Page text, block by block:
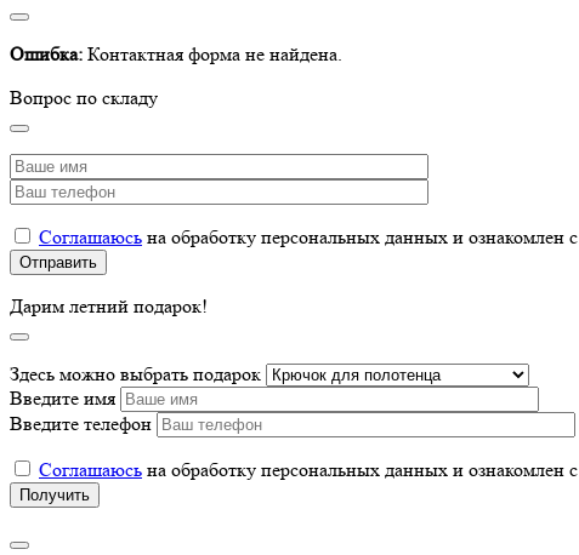
Ошибка: Контактная форма не найдена.
Вопрос по складу
Соглашаюсь на обработку персональных данных и ознакомлен с
Дарим летний подарок!
Здесь можно выбрать подарок
Введите имя
Введите телефон
Соглашаюсь на обработку персональных данных и ознакомлен с